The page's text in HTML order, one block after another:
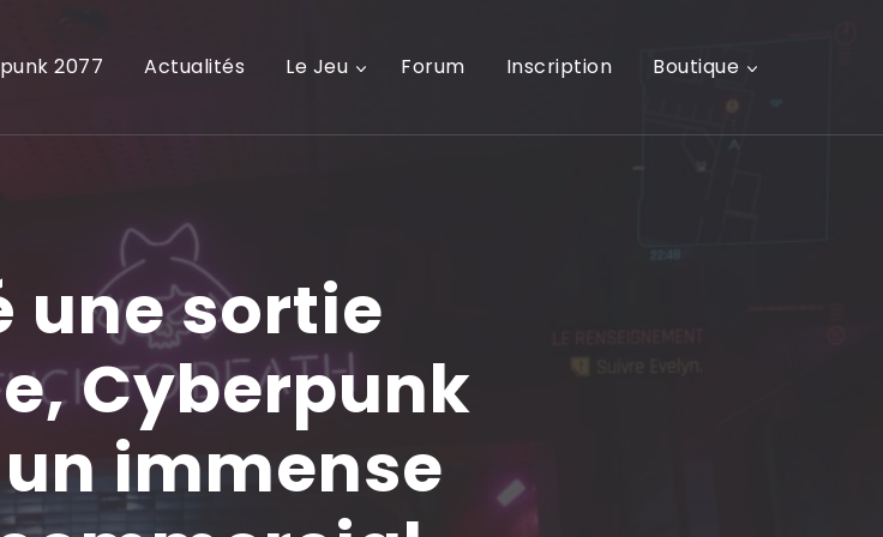
2077 Actualités Le Jeu Forum Inscription Boutique
une sortie
Cyberpunk
un immense